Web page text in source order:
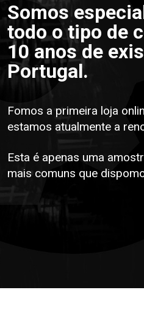
Somos
todo o tipo de
10 anos de
Portugal.
Fomos a primeira loja
estamos atualmente a
Esta é apenas uma
mais comuns que